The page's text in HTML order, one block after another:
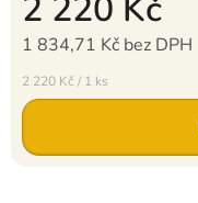
1 834,71 Kč bez DPH
Měrná cena:
2 220 Kč / 1 ks